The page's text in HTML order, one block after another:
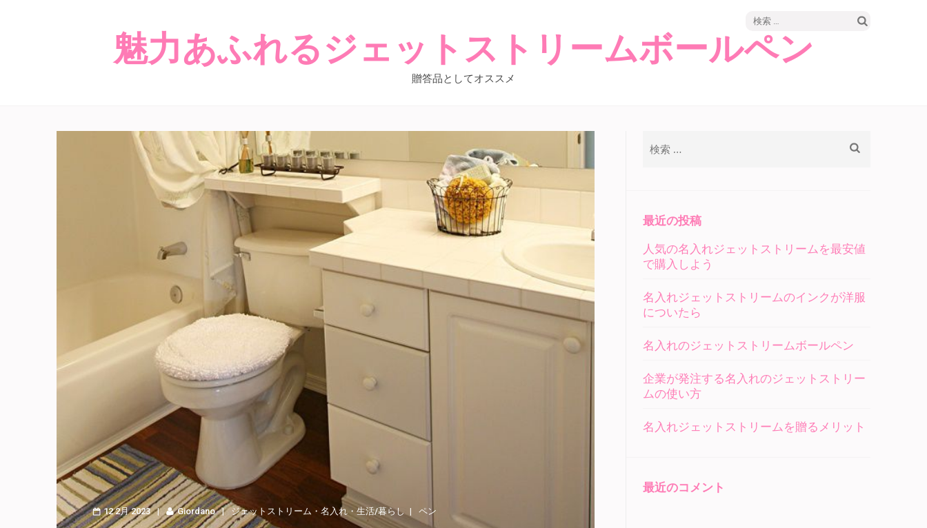
検
魅力あふれるジェットストリームボールペン
贈答品としてオススメ
12 2月 2023 Giordano ジェットストリーム ・ 名入れ ・ 生活/暮らし ペン
最近の投稿
人気の名入れジェットストリームを最安値
で購入しよう
名入れジェットストリームのインクが洋服
についたら
名入れのジェットストリームボールペン
企業が発注する名入れのジェットストリー
ムの使い方
名入れジェットストリームを贈るメリット
最近のコメント